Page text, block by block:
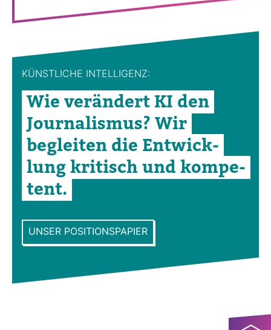
KÜNST­LICHE INTEL­LI­GENZ:
Wie ver­än­dert KI den
Jour­na­lismus? Wir
begleiten die Ent­wick­
lung kri­tisch und kom­pe­
tent.
UNSER POSITIONSPAPIER